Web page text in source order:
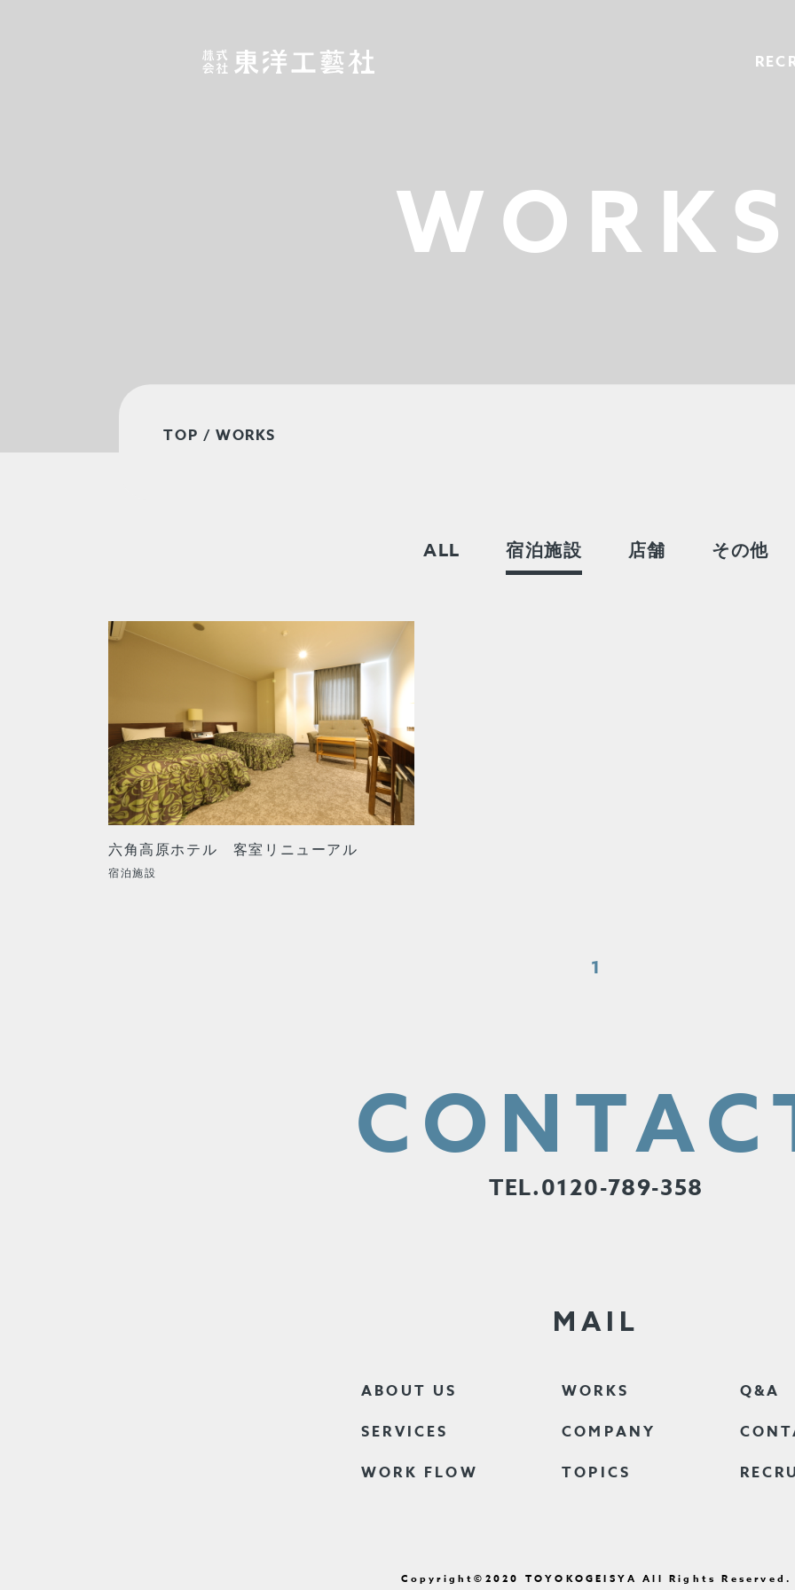
TOP / WORKS
ALL 宿泊施設 店舗 その他
六角高原ホテル 客室リニューアル
宿泊施設
1
TEL.0120-789-358
MAIL
ABOUT US
SERVICES
WORK FLOW
WORKS
COMPANY
TOPICS
Q&A
Copyright©2020 TOYOKOGEISYA All Rights Reserved.